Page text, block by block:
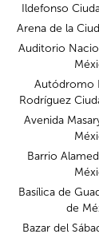
Ildefonso
Arena de la
Auditorio
Autódromo
Rodríguez
Avenida
Barrio
Basílica de
de
Bazar del